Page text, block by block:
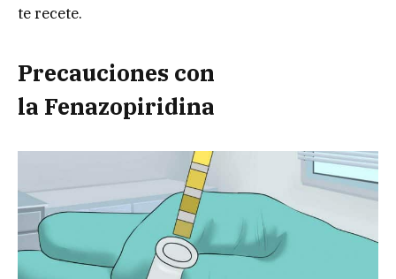
te recete.
Precauciones con
la Fenazopiridina